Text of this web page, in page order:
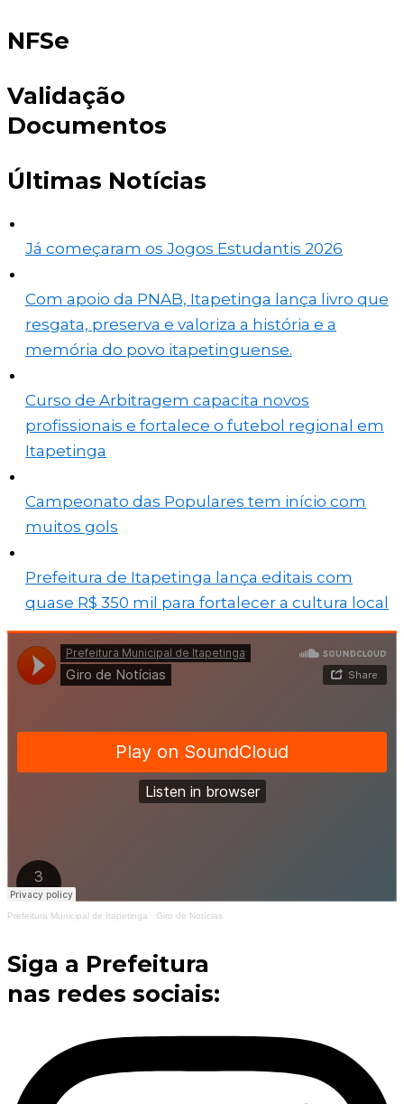
NFSe
Validação
Documentos
Últimas Notícias
Já começaram os Jogos Estudantis 2026
Com apoio da PNAB, Itapetinga lança livro que
resgata, preserva e valoriza a história e a
memória do povo itapetinguense.
Curso de Arbitragem capacita novos
profissionais e fortalece o futebol regional em
Itapetinga
Campeonato das Populares tem início com
muitos gols
Prefeitura de Itapetinga lança editais com
quase R$ 350 mil para fortalecer a cultura local
Prefeitura Municipal de Itapetinga · Giro de Notícias
Siga a Prefeitura
nas redes sociais: